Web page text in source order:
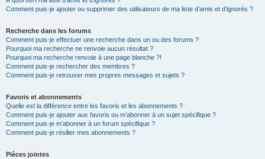
Comment puis-je ajouter ou supprimer des utilisateurs de ma liste d’amis et d’ignorés ?
Recherche dans les forums
Comment puis-je effectuer une recherche dans un ou des forums ?
Pourquoi ma recherche ne renvoie aucun résultat ?
Pourquoi ma recherche renvoie à une page blanche ?!
Comment puis-je rechercher des membres ?
Comment puis-je retrouver mes propres messages et sujets ?
Favoris et abonnements
Quelle est la différence entre les favoris et les abonnements ?
Comment puis-je ajouter aux favoris ou m’abonner à un sujet spécifique ?
Comment puis-je m’abonner à un forum spécifique ?
Comment puis-je résilier mes abonnements ?
Pièces jointes